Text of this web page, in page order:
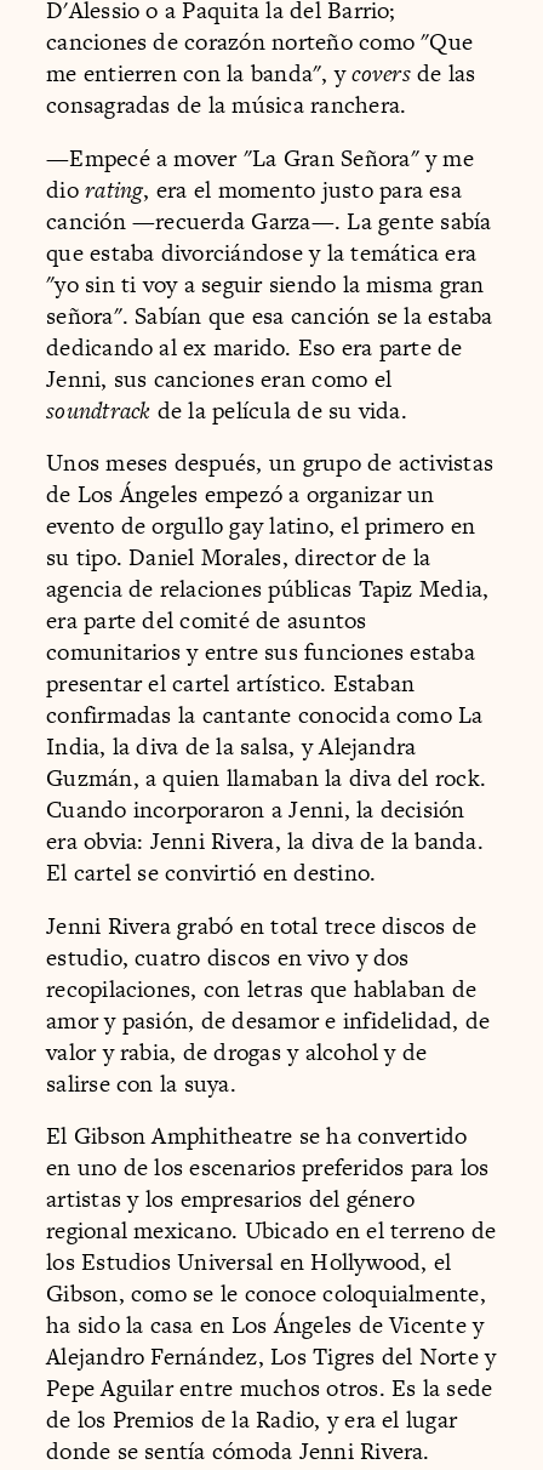
D'Alessio o a Paquita la del Barrio;
canciones de corazón norteño como "Que
me entierren con la banda", ycoversde las
consagradas de la música ranchera.
—Empecé a mover "La Gran Señora" y me
diorating, era el momento justo para esa
canción —recuerda Garza—. La gente sabía
que estaba divorciándose y la temática era
"yo sin ti voy a seguir siendo la misma gran
señora". Sabían que esa canción se la estaba
dedicando al ex marido. Eso era parte de
Jenni, sus canciones eran como el
soundtrack de la película de su vida.
Unos meses después, un grupo de activistas
de Los Ángeles empezó a organizar un
evento de orgullo gay latino, el primero en
su tipo. Daniel Morales, director de la
agencia de relaciones públicas Tapiz Media,
era parte del comité de asuntos
comunitarios y entre sus funciones estaba
presentar el cartel artístico. Estaban
confirmadas la cantante conocida como La
India, la diva de la salsa, y Alejandra
Guzmán, a quien llamaban la diva del rock.
Cuando incorporaron a Jenni, la decisión
era obvia: Jenni Rivera, la diva de la banda.
El cartel se convirtió en destino.
Jenni Rivera grabó en total trece discos de
estudio, cuatro discos en vivo y dos
recopilaciones, con letras que hablaban de
amor y pasión, de desamor e infidelidad, de
valor y rabia, de drogas y alcohol y de
salirse con la suya.
El Gibson Amphitheatre se ha convertido
en uno de los escenarios preferidos para los
artistas y los empresarios del género
regional mexicano. Ubicado en el terreno de
los Estudios Universal en Hollywood, el
Gibson, como se le conoce coloquialmente,
ha sido la casa en Los Ángeles de Vicente y
Alejandro Fernández, Los Tigres del Norte y
Pepe Aguilar entre muchos otros. Es la sede
de los Premios de la Radio, y era el lugar
donde se sentía cómoda Jenni Rivera.